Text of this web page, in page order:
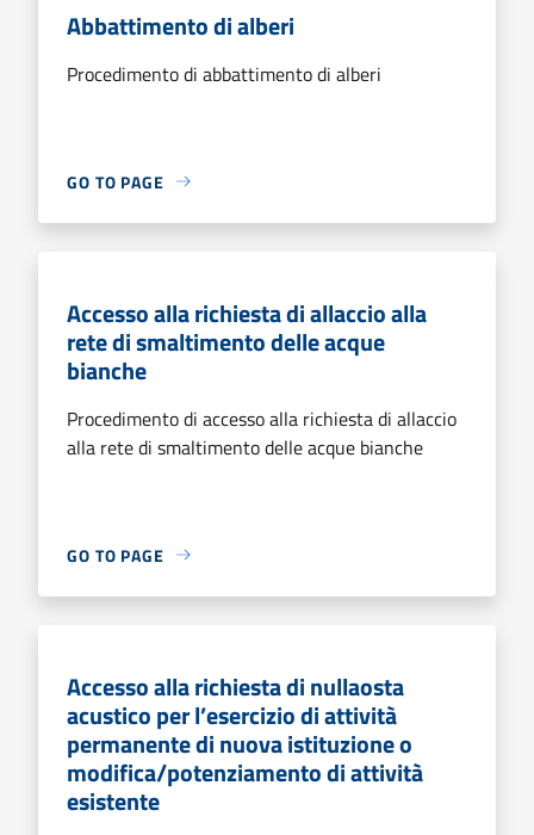
Abbattimento di alberi
Procedimento di abbattimento di alberi
GO TO PAGE
Accesso alla richiesta di allaccio alla
rete di smaltimento delle acque
bianche
Procedimento di accesso alla richiesta di allaccio
alla rete di smaltimento delle acque bianche
GO TO PAGE
Accesso alla richiesta di nullaosta
acustico per l’esercizio di attività
permanente di nuova istituzione o
modifica/potenziamento di attività
esistente